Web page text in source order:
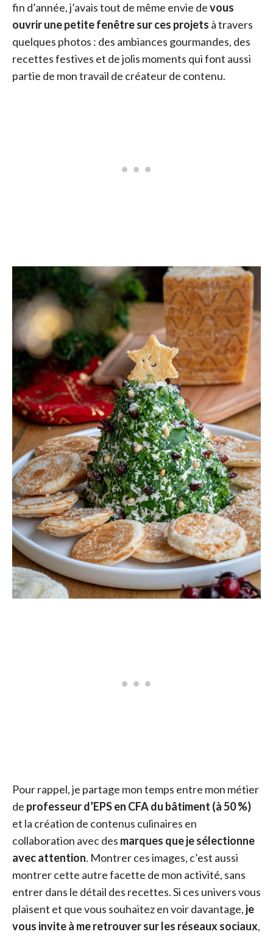
fin d’année, j’avais tout de même envie devous
ouvrir une petite fenêtre sur ces projets à travers
quelques photos : des ambiances gourmandes, des
recettes festives et de jolis moments qui font aussi
partie de mon travail de créateur de contenu.
Pour rappel, je partage mon temps entre mon métier
de professeur d’EPS en CFA du bâtiment (à 50 %)
et la création de contenus culinaires en
collaboration avec des marques que je sélectionne
avec attention. Montrer ces images, c’est aussi
montrer cette autre facette de mon activité, sans
entrer dans le détail des recettes. Si ces univers vous
plaisent et que vous souhaitez en voir davantage, je
vous invite à me retrouver sur les réseaux sociaux,